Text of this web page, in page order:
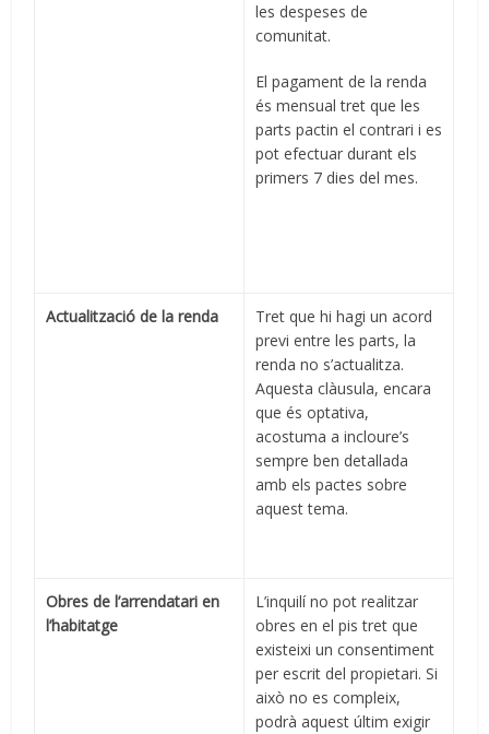
les despeses de
comunitat.
El pagament de la renda
és mensual tret que les
parts pactin el contrari i es
pot efectuar durant els
primers 7 dies del mes.
Actualització de la renda
Tret que hi hagi un acord
previ entre les parts, la
renda no s’actualitza.
Aquesta clàusula, encara
que és optativa,
acostuma a incloure’s
sempre ben detallada
amb els pactes sobre
aquest tema.
Obres de l’arrendatari en
l’habitatge
L’inquilí no pot realitzar
obres en el pis tret que
existeixi un consentiment
per escrit del propietari. Si
això no es compleix,
podrà aquest últim exigir